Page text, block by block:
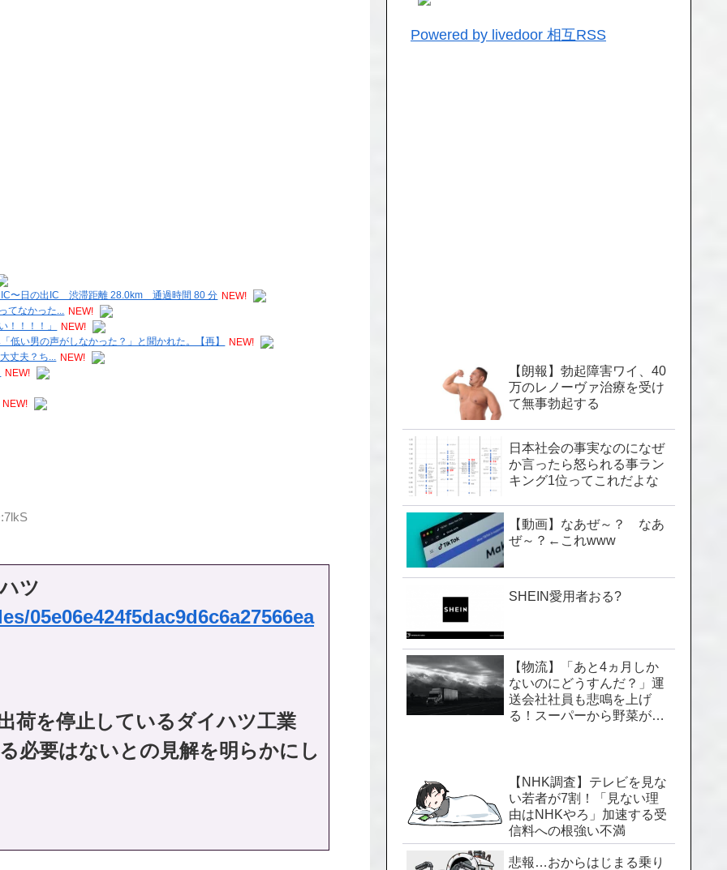
〜日の出IC 渋滞距離 28.0km 通過時間 80 分 NEW!
てなかった... NEW!
！！！！」
NEW!
低い男の声がしなかった？」と聞かれた。【再】
NEW!
丈夫？ち... NEW!
NEW!
NEW!
ツ
05e06e424f5dac9d6c6a27566ea
荷を停止しているダイハツ工業
必要はないとの見解を明らかにし
Powered by livedoor 相互RSS
【朗報】勃起障害ワイ、40
万のレノーヴァ治療を受け
て無事勃起する
日本社会の事実なのになぜ
か言ったら怒られる事ラン
キング1位ってこれだよな
【動画】なあぜ～？ なあ
ぜ～？←これwww
SHEIN愛用者おる?
【物流】「あと4ヵ月しか
ないのにどうすんだ？」運
送会社社員も悲鳴を上げ
る！スーパーから野菜が消
【NHK調査】テレビを見な
い若者が7割！「見ない理
由はNHKやろ」加速する受
信料への根強い不満
悲報…おからはじまる乗り